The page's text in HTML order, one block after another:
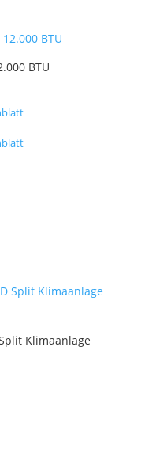
BTU
Klimaanlage